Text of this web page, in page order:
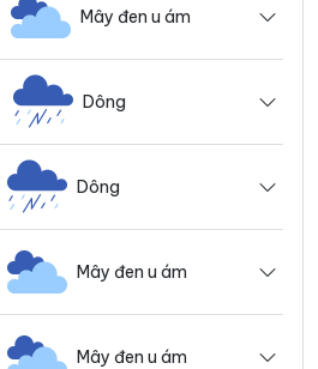
Mây đen u ám
Dông
Dông
Mây đen u ám
Mây đen u ám